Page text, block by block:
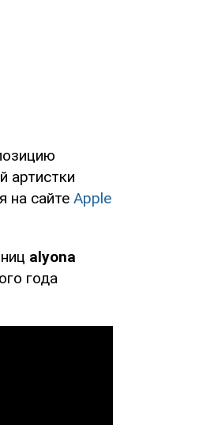
артистки
на сайте Apple
alyona
года